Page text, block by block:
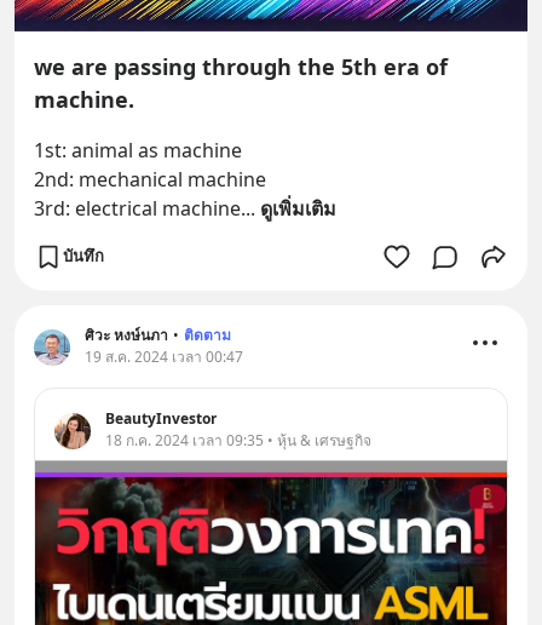
we are passing through the 5th era of
machine.
1st: animal as machine
2nd: mechanical machine
3rd: electrical machine... ดูเพิ่มเติม
บันทึก
ศิวะ หงษ์นภา • ติดตาม
19 ส.ค. 2024 เวลา 00:47
BeautyInvestor
18 ก.ค. 2024 เวลา 09:35 • หุ้น & เศรษฐกิจ